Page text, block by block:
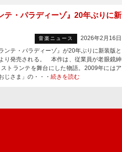
テ・パラディーゾ』20年ぶりに新
音楽ニュース
2026年2月16日
テ・パラディーゾ』が20年ぶりに新装版と
り発売される。 本作は、従業員が老眼鏡紳
トランテを舞台にした物語。2009年にはア
じさま」の・・・ 続きを読む